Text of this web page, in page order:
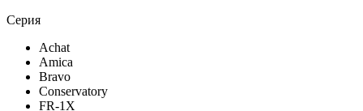
Серия
Achat
Amica
Bravo
Conservatory
FR-1X